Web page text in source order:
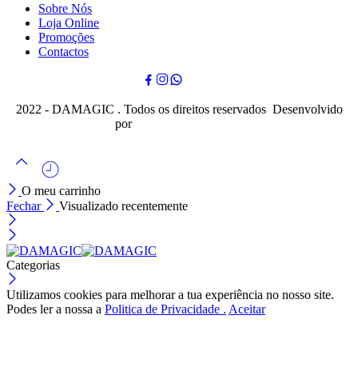
Sobre Nós
Loja Online
Promoções
Contactos
2022 - DAMAGIC . Todos os direitos reservados Desenvolvido
por
O meu carrinho
Fechar
Visualizado recentemente
Categorias
Utilizamos cookies para melhorar a tua experiência no nosso site.
Podes ler a nossa a Politica de Privacidade . Aceitar